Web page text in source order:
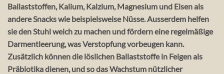
Ballaststoffen, Kalium, Kalzium, Magnesium und Eisen als
andere Snacks wie beispielsweise Nüsse. Ausserdem helfen
sie den Stuhl weich zu machen und fördern eine regelmäßige
Darmentleerung, was Verstopfung vorbeugen kann.
Zusätzlich können die löslichen Ballaststoffe in Feigen als
Präbiotika dienen, und so das Wachstum nützlicher